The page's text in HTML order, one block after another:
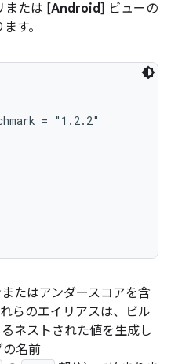
または [Android] ビューの
す。
= "1.2.2"
たはアンダースコアを含
らのエイリアスは、ビル
ネストされた値を生成し
の名前